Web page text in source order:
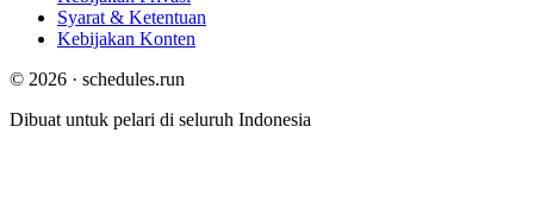
Syarat & Ketentuan
Kebijakan Konten
© 2026 · schedules.run
Dibuat untuk pelari di seluruh Indonesia